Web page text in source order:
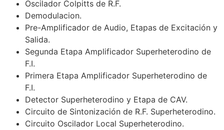
Oscilador Colpitts de R.F.
Demodulacion.
Pre-Amplificador de Audio, Etapas de Excitación y
Salida.
Segunda Etapa Amplificador Superheterodino de
F.I.
Primera Etapa Amplificador Superheterodino de
F.I.
Detector Superheterodino y Etapa de CAV.
Circuito de Sintonización de R.F. Superheterodino.
Circuito Oscilador Local Superheterodino.